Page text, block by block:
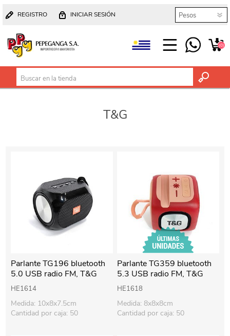
REGISTRO INICIAR SESIÓN
(0)
T&G
Parlante TG196 bluetooth
5.0 USB radio FM, T&G
varios colores, en caja
HE1614
Medida: 10x8x7.5cm
Cantidad por caja: 50
Parlante TG359 bluetooth
5.3 USB radio FM, T&G
varios colores, en caja
HE1618
Medida: 8x8x8cm
Cantidad por caja: 50